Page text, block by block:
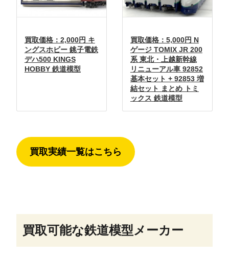
買取価格：2,000円 キ
ングスホビー 銚子電鉄
デハ500 KINGS
HOBBY 鉄道模型
買取価格：5,000円 N
ゲージ TOMIX JR 200
系 東北・上越新幹線
リニューアル車 92852
基本セット + 92853 増
結セット まとめ トミ
ックス 鉄道模型
買取実績一覧はこちら
買取可能な鉄道模型メーカー